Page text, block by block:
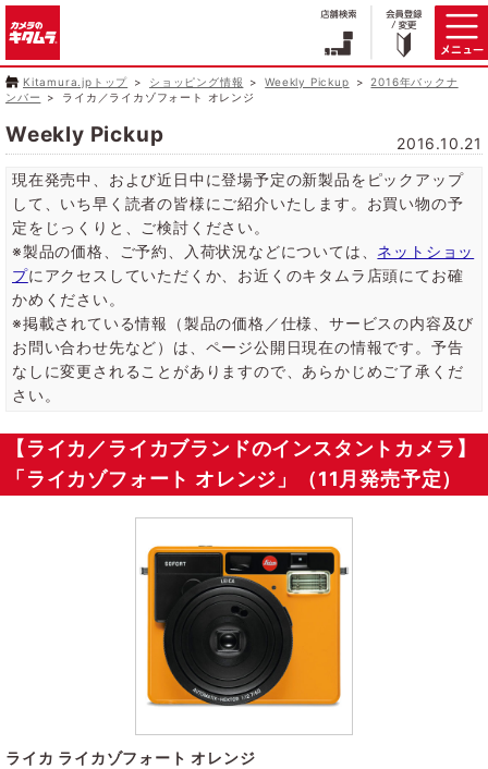
Kitamura.jpトップ ショッピング情報 Weekly Pickup
2016年バックナ
ンバー
ライカ／ライカゾフォート オレンジ
Weekly Pickup
2016.10.21
現在発売中、および近日中に登場予定の新製品をピックアップ
して、いち早く読者の皆様にご紹介いたします。お買い物の予
定をじっくりと、ご検討ください。
※製品の価格、ご予約、入荷状況などについては、 ネットショッ
プにアクセスしていただくか、お近くのキタムラ店頭にてお確
かめください。
※掲載されている情報（製品の価格／仕様、サービスの内容及び
お問い合わせ先など）は、ページ公開日現在の情報です。予告
なしに変更されることがありますので、あらかじめご了承くだ
さい。
【ライカ／ライカブランドのインスタントカメラ】
「ライカゾフォート オレンジ」（11月発売予定）
ライカ ライカゾフォート オレンジ